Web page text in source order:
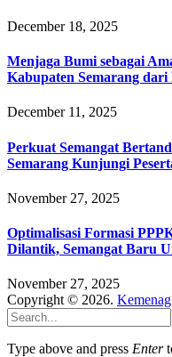
December 18, 2025
Menjaga Bumi sebagai
Kabupaten Semarang
December 11, 2025
Perkuat Semangat
Semarang Kunjungi
November 27, 2025
Optimalisasi Formasi
Dilantik, Semangat Baru
November 27, 2025
Copyright © 2026.
Type above and press Enter